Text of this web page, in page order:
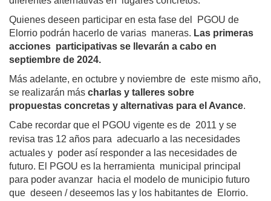
Quienes deseen participar en esta fase del  PGOU de
Elorrio podrán hacerlo de varias  maneras. Las primeras
acciones  participativas se llevarán a cabo en
septiembre de 2024.
Más adelante, en octubre y noviembre de  este mismo año,
se realizarán más charlas y talleres sobre
propuestas concretas y alternativas para el Avance.
Cabe recordar que el PGOU vigente es de  2011 y se
revisa tras 12 años para adecuarlo a las necesidades
actuales y poder así responder a las necesidades de
futuro. El PGOU es la herramienta  municipal principal
para poder avanzar  hacia el modelo de municipio futuro
que  deseen / deseemos las y los habitantes de  Elorrio.